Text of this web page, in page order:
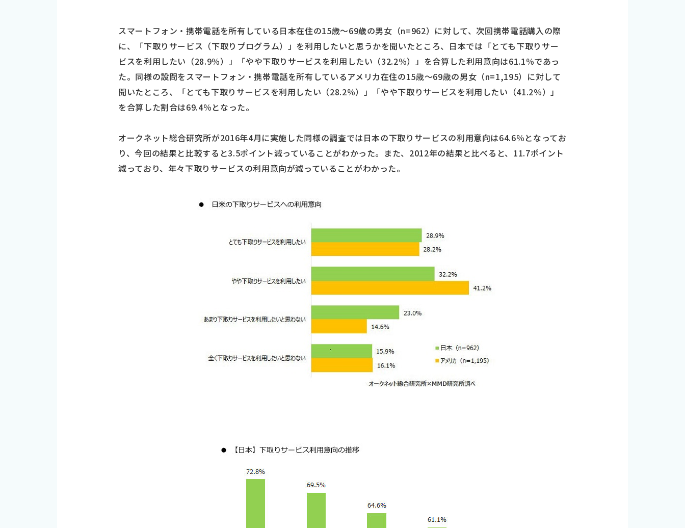
スマートフォン・携帯電話を所有している日本在住の15歳～69歳の男女（n=962）に対して、次回携帯電話購入の際
に、「下取りサービス（下取りプログラム）」を利用したいと思うかを聞いたところ、日本では「とても下取りサー
ビスを利用したい（28.9％）」「やや下取りサービスを利用したい（32.2％）」を合算した利用意向は61.1％であっ
た。同様の設問をスマートフォン・携帯電話を所有しているアメリカ在住の15歳～69歳の男女（n=1,195）に対して
聞いたところ、「とても下取りサービスを利用したい（28.2％）」「やや下取りサービスを利用したい（41.2％）」
を合算した割合は69.4％となった。
オークネット総合研究所が2016年4月に実施した同様の調査では日本の下取りサービスの利用意向は64.6％となってお
り、今回の結果と比較すると3.5ポイント減っていることがわかった。また、2012年の結果と比べると、11.7ポイント
減っており、年々下取りサービスの利用意向が減っていることがわかった。